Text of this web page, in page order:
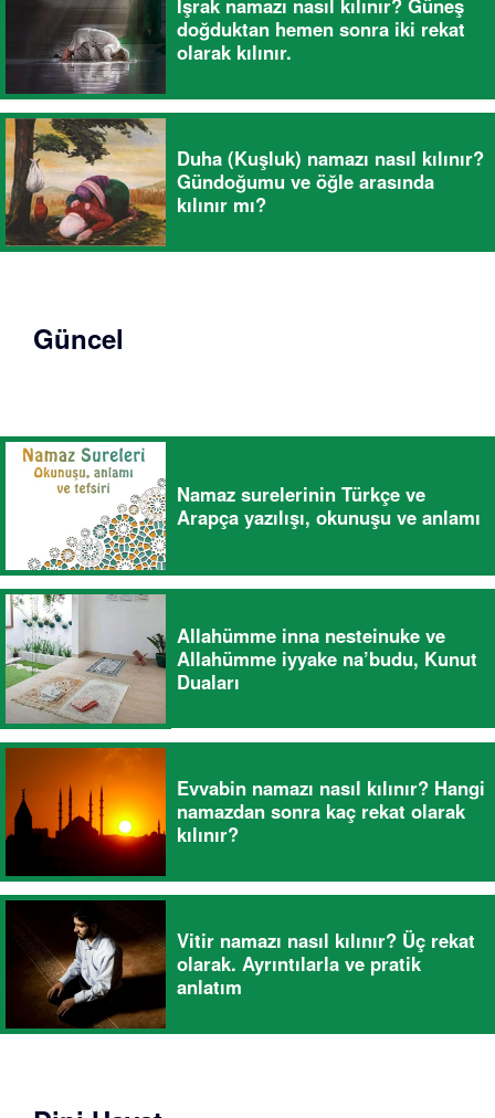
İşrak namazı nasıl kılınır? Güneş
doğduktan hemen sonra iki rekat
olarak kılınır.
Duha (Kuşluk) namazı nasıl kılınır?
Gündoğumu ve öğle arasında
kılınır mı?
Güncel
Namaz surelerinin Türkçe ve
Arapça yazılışı, okunuşu ve anlamı
Allahümme inna nesteinuke ve
Allahümme iyyake na’budu, Kunut
Duaları
Evvabin namazı nasıl kılınır? Hangi
namazdan sonra kaç rekat olarak
kılınır?
Vitir namazı nasıl kılınır? Üç rekat
olarak. Ayrıntılarla ve pratik
anlatım